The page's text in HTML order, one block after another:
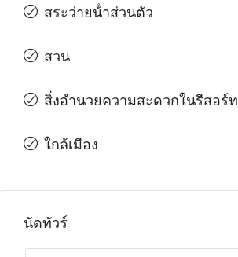
สระว่ายน้ําส่วนตัว
สวน
สิ่งอํานวยความสะดวกในรีสอร์ท
ใกล้เมือง
นัดทัวร์